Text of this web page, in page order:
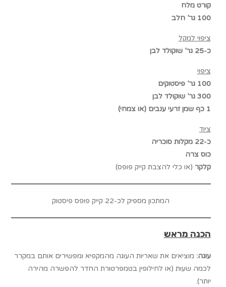
קורט מלח
100 גר’ חלב
ציפוי למקל
כ-25 גר’ שוקולד לבן
ציפוי
100 גר’ פיסטוקים
300 גר’ שוקולד לבן
1 כף שמן זרעי ענבים (או צמחי)
ציוד
כ-22 מקלות סוכריה
כוס צרה
קלקר (או כלי להצבת קייק פופס)
המתכון מספיק לכ-22 קייק פופס פיסטוק
הכנה מראש
עוגה: מוציאים את שאריות העוגה מהמקפיא ומפשירים אותם במקרר
לכמה שעות (או לחילופין בטמפרטורת החדר להפשרה מהירה
יותר).